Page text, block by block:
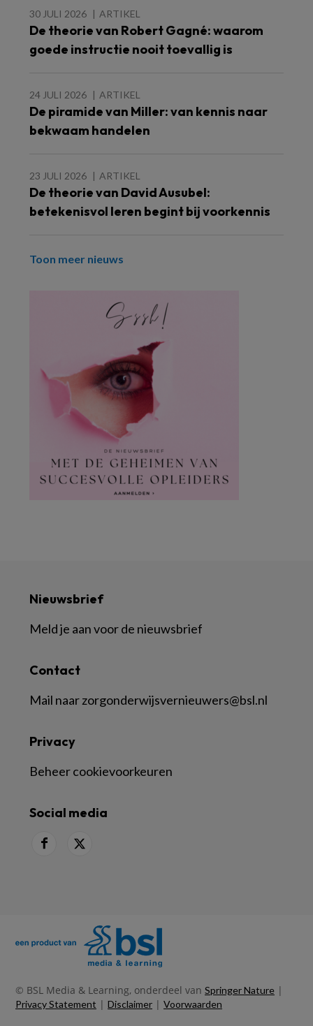
30 JULI 2026 ARTIKEL
De theorie van Robert Gagné: waarom
goede instructie nooit toevallig is
24 JULI 2026 ARTIKEL
De piramide van Miller: van kennis naar
bekwaam handelen
23 JULI 2026 ARTIKEL
De theorie van David Ausubel:
betekenisvol leren begint bij voorkennis
Toon meer nieuws
Nieuwsbrief
Meld je aan voor de nieuwsbrief
Contact
Mail naarzorgonderwijsvernieuwers@bsl.nl
Privacy
Beheer cookievoorkeuren
Social media
© BSL Media & Learning, onderdeel van Springer Nature |
Privacy Statement | Disclaimer | Voorwaarden